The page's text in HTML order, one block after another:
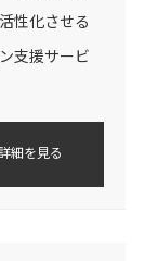
性化させる
支援サービ
細を見る